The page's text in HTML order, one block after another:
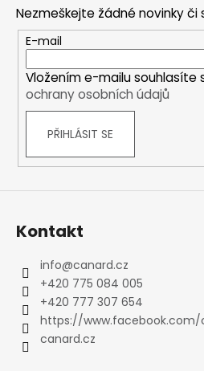
Nezmeškejte žádné novinky či
E-mail
Vložením e-mailu souhlasíte
ochrany osobních údajů
PŘIHLÁSIT SE
Kontakt
info@canard.cz
+420 775 084 005
+420 777 307 654
https://www.facebook.com/
canard.cz